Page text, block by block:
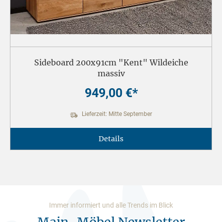
Sideboard 200x91cm "Kent" Wildeiche
massiv
949,00 €*
Lieferzeit: Mitte September
Details
Immer informiert und alle Trends im Blick